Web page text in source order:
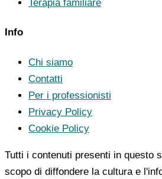
Terapia familiare
Info
Chi siamo
Contatti
Per i professionisti
Privacy Policy
Cookie Policy
Tutti i contenuti presenti in questo
scopo di diffondere la cultura e